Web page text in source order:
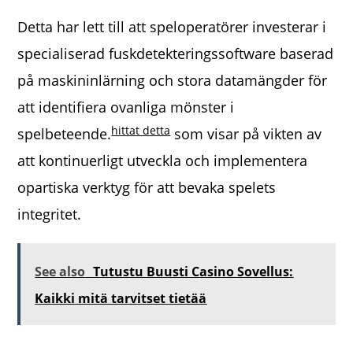
Detta har lett till att speloperatörer investerar i
specialiserad fuskdetekteringssoftware baserad
på maskininlärning och stora datamängder för
att identifiera ovanliga mönster i
spelbeteende.hittat dettasom visar på vikten av
att kontinuerligt utveckla och implementera
opartiska verktyg för att bevaka spelets
integritet.
See also Tutustu Buusti Casino Sovellus:
Kaikki mitä tarvitset tietää